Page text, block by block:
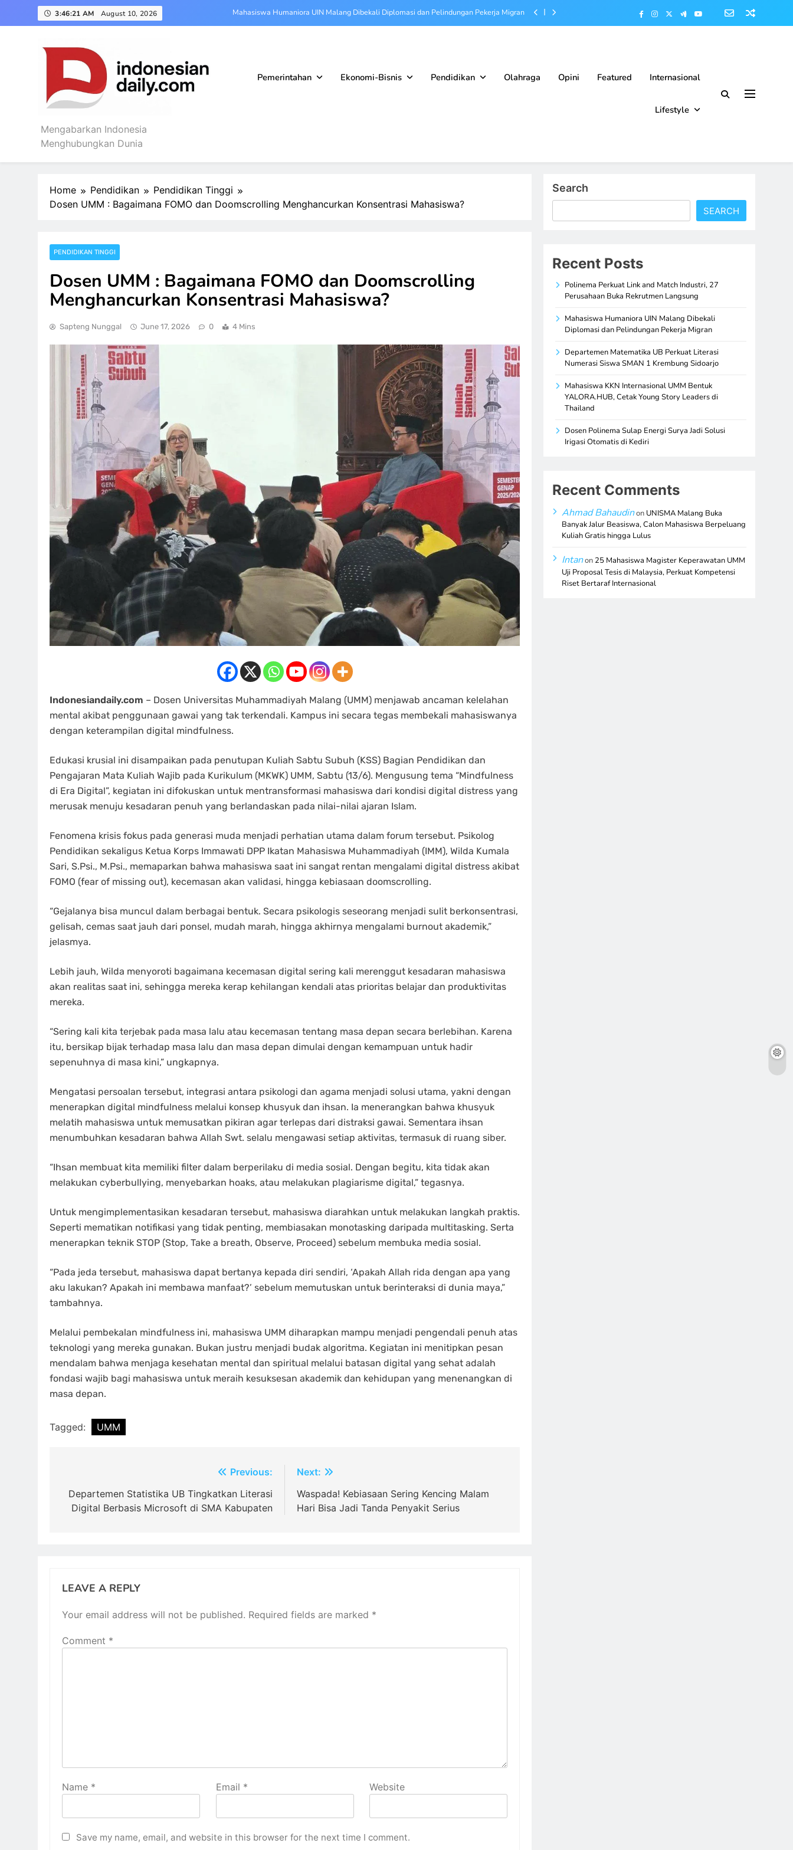
3:46:22 AM August 10, 2026 Mahasiswa Humaniora UIN Malang Dibekali Diplomasi dan Pelindungan Pekerja Migran
Mahasiswa KKN Internasional UMM Bentuk YALORA.HUB, Cetak Young Story Leaders di Thailand
Indonesian Daily
Mengabarkan Indonesia
Menghubungkan Dunia
Pemerintahan Ekonomi-Bisnis Pendidikan Olahraga Opini Featured Internasional
Lifestyle
Home Pendidikan
Pendidikan Tinggi
Dosen UMM : Bagaimana FOMO dan Doomscrolling Menghancurkan Konsentrasi Mahasiswa?
PENDIDIKAN TINGGI
Dosen UMM : Bagaimana FOMO dan Doomscrolling
Menghancurkan Konsentrasi Mahasiswa?
Sapteng Nunggal June 17, 2026 0 4 Mins
Indonesiandaily.com – Dosen Universitas Muhammadiyah Malang (UMM) menjawab ancaman kelelahan
mental akibat penggunaan gawai yang tak terkendali. Kampus ini secara tegas membekali mahasiswanya
dengan keterampilan digital mindfulness.
Edukasi krusial ini disampaikan pada penutupan Kuliah Sabtu Subuh (KSS) Bagian Pendidikan dan
Pengajaran Mata Kuliah Wajib pada Kurikulum (MKWK) UMM, Sabtu (13/6). Mengusung tema “Mindfulness
di Era Digital”, kegiatan ini difokuskan untuk mentransformasi mahasiswa dari kondisi digital distress yang
merusak menuju kesadaran penuh yang berlandaskan pada nilai-nilai ajaran Islam.
Fenomena krisis fokus pada generasi muda menjadi perhatian utama dalam forum tersebut. Psikolog
Pendidikan sekaligus Ketua Korps Immawati DPP Ikatan Mahasiswa Muhammadiyah (IMM), Wilda Kumala
Sari, S.Psi., M.Psi., memaparkan bahwa mahasiswa saat ini sangat rentan mengalami digital distress akibat
FOMO (fear of missing out), kecemasan akan validasi, hingga kebiasaan doomscrolling.
“Gejalanya bisa muncul dalam berbagai bentuk. Secara psikologis seseorang menjadi sulit berkonsentrasi,
gelisah, cemas saat jauh dari ponsel, mudah marah, hingga akhirnya mengalami burnout akademik,”
jelasmya.
Lebih jauh, Wilda menyoroti bagaimana kecemasan digital sering kali merenggut kesadaran mahasiswa
akan realitas saat ini, sehingga mereka kerap kehilangan kendali atas prioritas belajar dan produktivitas
mereka.
“Sering kali kita terjebak pada masa lalu atau kecemasan tentang masa depan secara berlebihan. Karena
itu, bersikap bijak terhadap masa lalu dan masa depan dimulai dengan kemampuan untuk hadir
sepenuhnya di masa kini,” ungkapnya.
Mengatasi persoalan tersebut, integrasi antara psikologi dan agama menjadi solusi utama, yakni dengan
menerapkan digital mindfulness melalui konsep khusyuk dan ihsan. Ia menerangkan bahwa khusyuk
melatih mahasiswa untuk memusatkan pikiran agar terlepas dari distraksi gawai. Sementara ihsan
menumbuhkan kesadaran bahwa Allah Swt. selalu mengawasi setiap aktivitas, termasuk di ruang siber.
“Ihsan membuat kita memiliki filter dalam berperilaku di media sosial. Dengan begitu, kita tidak akan
melakukan cyberbullying, menyebarkan hoaks, atau melakukan plagiarisme digital,” tegasnya.
Untuk mengimplementasikan kesadaran tersebut, mahasiswa diarahkan untuk melakukan langkah praktis.
Seperti mematikan notifikasi yang tidak penting, membiasakan monotasking daripada multitasking. Serta
menerapkan teknik STOP (Stop, Take a breath, Observe, Proceed) sebelum membuka media sosial.
“Pada jeda tersebut, mahasiswa dapat bertanya kepada diri sendiri, ‘Apakah Allah rida dengan apa yang
aku lakukan? Apakah ini membawa manfaat?’ sebelum memutuskan untuk berinteraksi di dunia maya,”
tambahnya.
Melalui pembekalan mindfulness ini, mahasiswa UMM diharapkan mampu menjadi pengendali penuh atas
teknologi yang mereka gunakan. Bukan justru menjadi budak algoritma. Kegiatan ini menitipkan pesan
mendalam bahwa menjaga kesehatan mental dan spiritual melalui batasan digital yang sehat adalah
fondasi wajib bagi mahasiswa untuk meraih kesuksesan akademik dan kehidupan yang menenangkan di
masa depan.
Tagged: UMM
navigation
Previous:
Departemen Statistika UB Tingkatkan Literasi
Digital Berbasis Microsoft di SMA Kabupaten
Next:
Waspada! Kebiasaan Sering Kencing Malam
Hari Bisa Jadi Tanda Penyakit Serius
LEAVE A REPLY
Your email address will not be published. Required fields are marked *
Comment *
Name * Email * Website
Save my name, email, and website in this browser for the next time I comment.
Search
SEARCH
Recent Posts
Polinema Perkuat Link and Match Industri, 27
Perusahaan Buka Rekrutmen Langsung
Mahasiswa Humaniora UIN Malang Dibekali
Diplomasi dan Pelindungan Pekerja Migran
Departemen Matematika UB Perkuat Literasi
Numerasi Siswa SMAN 1 Krembung Sidoarjo
Mahasiswa KKN Internasional UMM Bentuk
YALORA.HUB, Cetak Young Story Leaders di
Thailand
Dosen Polinema Sulap Energi Surya Jadi Solusi
Irigasi Otomatis di Kediri
Recent Comments
Ahmad Bahaudinon UNISMA Malang Buka
Banyak Jalur Beasiswa, Calon Mahasiswa Berpeluang
Kuliah Gratis hingga Lulus
Intanon 25 Mahasiswa Magister Keperawatan UMM
Uji Proposal Tesis di Malaysia, Perkuat Kompetensi
Riset Bertaraf Internasional